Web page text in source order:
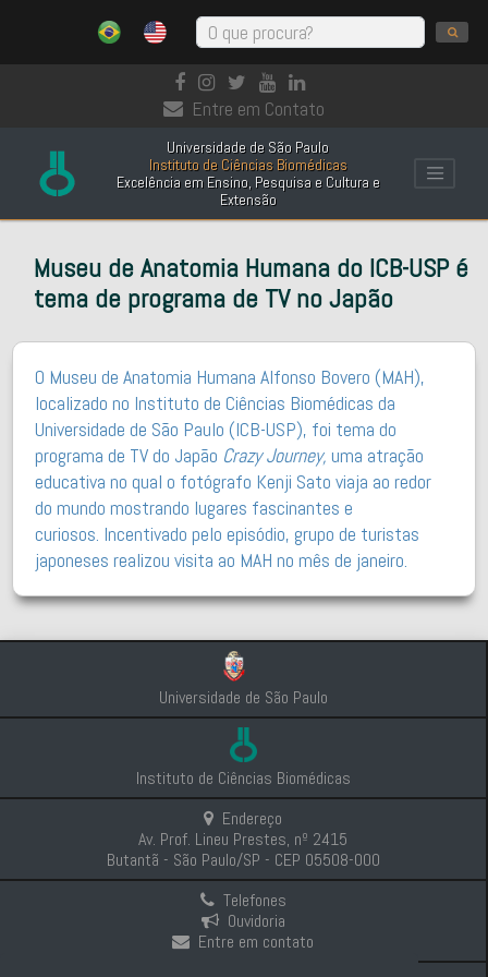
Entre em Contato
Universidade de São Paulo
Instituto de Ciências Biomédicas
Excelência em Ensino, Pesquisa e Cultura e
Extensão
Museu de Anatomia Humana do ICB-USP é
tema de programa de TV no Japão
O Museu de Anatomia Humana Alfonso Bovero (MAH),
localizado no Instituto de Ciências Biomédicas da
Universidade de São Paulo (ICB-USP), foi tema do
programa de TV do Japão Crazy Journey, uma atração
educativa no qual o fotógrafo Kenji Sato viaja ao redor
do mundo mostrando lugares fascinantes e
curiosos. Incentivado pelo episódio, grupo de turistas
japoneses realizou visita ao MAH no mês de janeiro.
Universidade de São Paulo
Instituto de Ciências Biomédicas
Endereço
Av. Prof. Lineu Prestes, nº 2415
Butantã - São Paulo/SP - CEP 05508-000
Telefones
Ouvidoria
Entre em contato